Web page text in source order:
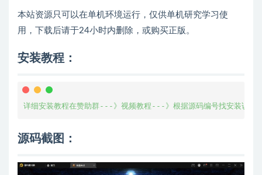
本站资源只可以在单机环境运行，仅供单机研究学习使
用，下载后请于24小时内删除，或购买正版。
安装教程：
详细安装教程在赞助群---》视频教程---》根据源码编号找安装说明
源码截图：